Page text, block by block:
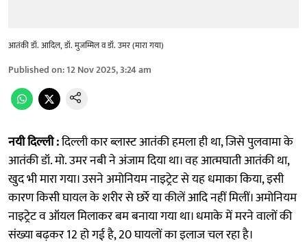
आतंकी डॉ. आदिल, डॉ. मुजम्मिल व डॉ. उमर (मारा गया)
Published on:12 Nov 2025, 3:24 am
नयी दिल्ली :दिल्ली कार ब्लास्ट आतंकी हमला ही था, जिसे पुलवामा के
आतंकी डॉ. मो. उमर नबी ने अंजाम दिया था। वह आत्मघाती आतंकी था,
खुद भी मारा गया। उसने अमोनियम नाइट्रेट से यह धमाका किया, इसी
कारण किसी घायल के शरीर से छर्रे या कीलें आदि नहीं मिलीं। अमोनियम
नाइट्रेट व ऑयल मिलाकर बम बनाया गया था। धमाके में मरने वालों की
संख्या बढ़कर 12 हो गई है, 20 घायलों का इलाज चल रहा है।